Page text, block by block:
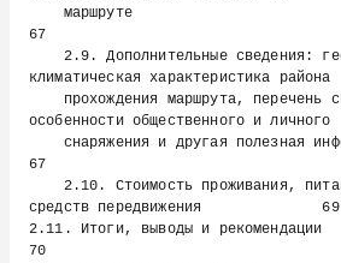
67
климатическая характеристика района
особенности общественного и личного
67
средств передвижения              69
2.11. Итоги, выводы и рекомендации
70